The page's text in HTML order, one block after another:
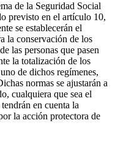
de la Seguridad Social
previsto en el artículo 10,
se establecerán el
la conservación de los
las personas que pasen
la totalización de los
de dichos regímenes,
normas se ajustarán a
cualquiera que sea el
en cuenta la
la acción protectora de